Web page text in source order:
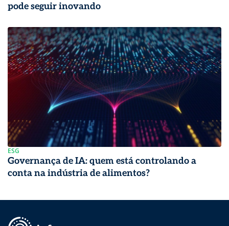
pode seguir inovando
ESG
Governança de IA: quem está controlando a
conta na indústria de alimentos?